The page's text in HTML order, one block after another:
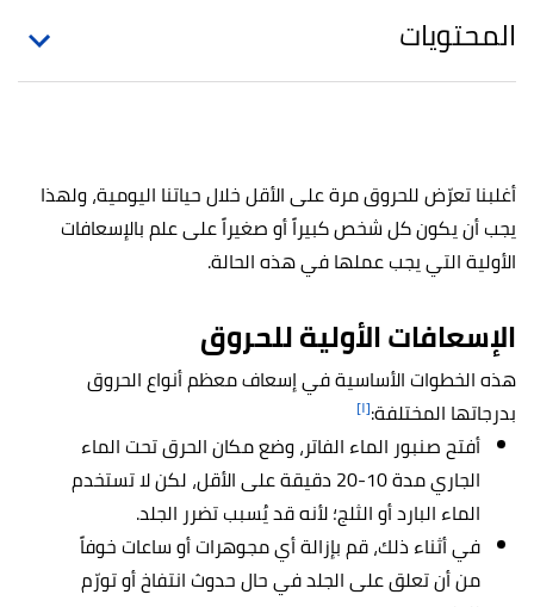
المحتويات
أغلبنا تعرّض للحروق مرة على الأقل خلال حياتنا اليومية، ولهذا
يجب أن يكون كل شخص كبيراً أو صغيراً على علم بالإسعافات
الأولية التي يجب عملها في هذه الحالة.
الإسعافات الأولية للحروق
هذه الخطوات الأساسية في إسعاف معظم أنواع الحروق
بدرجاتها المختلفة:[١]
أفتح صنبور الماء الفاتر، وضع مكان الحرق تحت الماء
الجاري مدة 10-20 دقيقة على الأقل، لكن لا تستخدم
الماء البارد أو الثلج؛ لأنه قد يُسبب تضرر الجلد.
في أثناء ذلك، قم بإزالة أي مجوهرات أو ساعات خوفاً
من أن تعلق على الجلد في حال حدوث انتفاخ أو تورّم